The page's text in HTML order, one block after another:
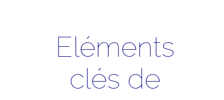
Eléments
clés de